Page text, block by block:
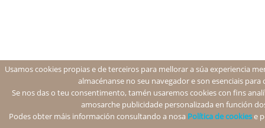
Usamos cookies propias e de terceiros para mellorar a súa experiencia
almacénanse no seu navegador e son esenciais
Se nos das o teu consentimento, tamén usaremos cookies con fins
amosarche publicidade personalizada en función
Podes obter máis información consultando a nosa Política de cookiese